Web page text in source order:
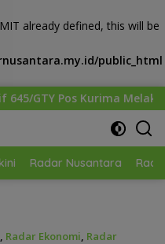
already defined, this will be
public_html
Pelayanan
Radar Nusantara
, Radar Ekonomi, Radar